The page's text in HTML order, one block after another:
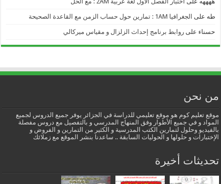
طه على الجغرافيا 1AM : تمارين حول حساب الزمن مع القاعدة الصحيحة
حسناء علىروابط برنامج إحداث الزلزال و مقياس ميركالي
من نحن
موقع تعليم كوم هو موقع تعليمي للدراسة في الجزائر يوفر جميع الدروس لجميع
المواد و في جميع الأطوار وفق المنهاج المدرسي و بالتفصيل مع دروس مفصلة
بالفيديو وحلول لتمارين الكتب المدرسية و الكثير من التمارين و الفروض و
الإختبارات و حلولها و الحوليات السابقة .. ساعدنا بنشر الموقع مع زملائك
تحديثات أخيرة